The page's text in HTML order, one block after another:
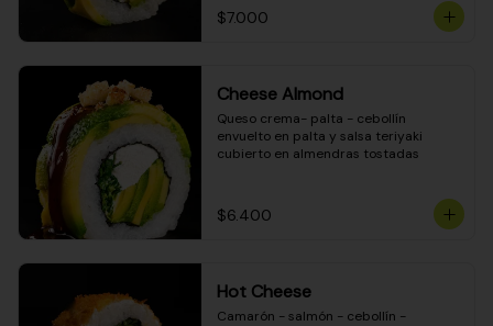
$7.000
Cheese Almond
Queso crema- palta - cebollín
envuelto en palta y salsa teriyaki
cubierto en almendras tostadas
$6.400
Hot Cheese
Camarón - salmón - cebollín -